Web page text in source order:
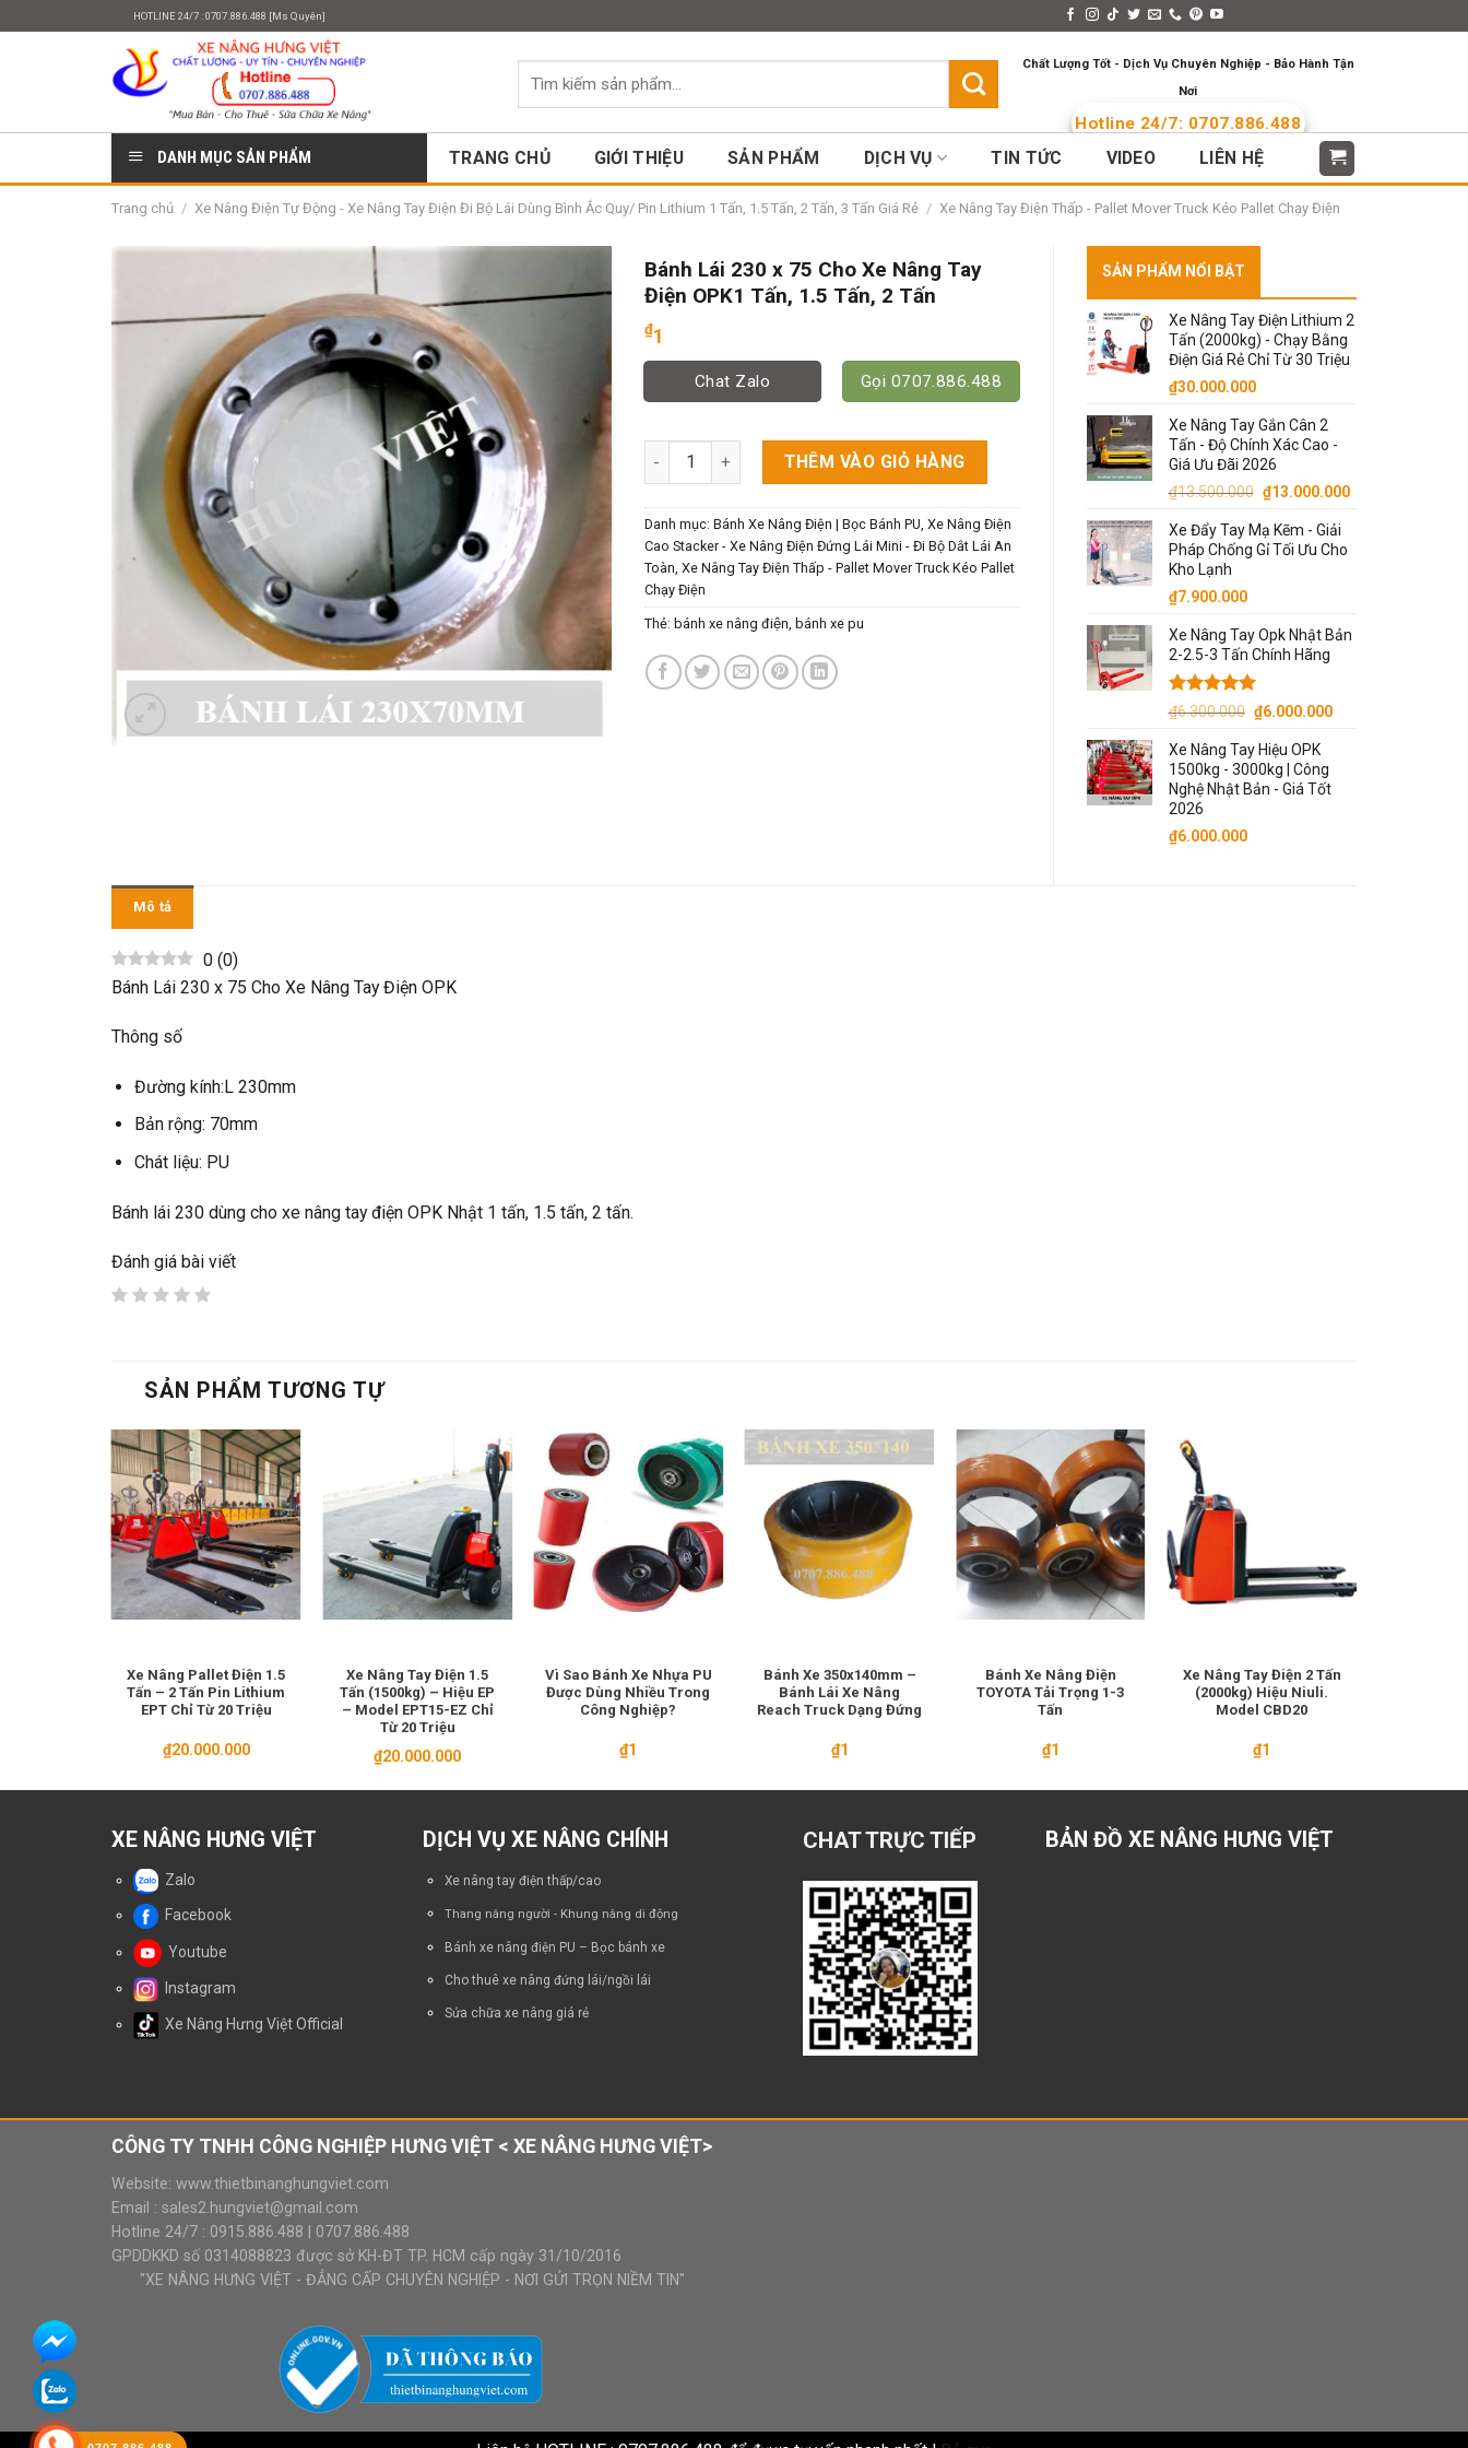
HOTLINE 24/7 : 0707.886.488 [Ms Quyên]
Tìm
Chất Lượng Tốt - Dịch Vụ Chuyên Nghiệp - Bảo Hành Tận
Nơi
Hotline 24/7: 0707.886.488
DANH MỤC SẢN PHẨM
TRANG CHỦ GIỚI THIỆU SẢN PHẨM DỊCH VỤ TIN TỨC VIDEO LIÊN HỆ
Trang chủ / Xe Nâng Điện Tự Động - Xe Nâng Tay Điện Đi Bộ Lái Dùng Bình Ắc Quy/ Pin Lithium 1 Tấn, 1.5 Tấn, 2 Tấn, 3 Tấn Giá Rẻ / Xe Nâng Tay Điện Thấp - Pallet Mover Truck Kéo Pallet Chạy Điện
Bánh Lái 230 x 75 Cho Xe Nâng Tay
Điện OPK1 Tấn, 1.5 Tấn, 2 Tấn
₫1
Chat Zalo Gọi 0707.886.488
Bánh Lái 230 x 75 Cho Xe Nâng Tay Điện OPK1 Tấn, 1.5 Tấn, 2 Tấn số lượng
THÊM VÀO GIỎ HÀNG
Danh mục: Bánh Xe Nâng Điện | Bọc Bánh PU Xe Nâng Điện
Cao Stacker - Xe Nâng Điện Đứng Lái Mini - Đi Bộ Dắt Lái An
Toàn Xe Nâng Tay Điện Thấp - Pallet Mover Truck Kéo Pallet
Chạy Điện
Thẻ: bánh xe nâng điện bánh xe pu
SẢN PHẨM NỔI BẬT
Xe Nâng Tay Điện Lithium 2
Tấn (2000kg) - Chạy Bằng
Điện Giá Rẻ Chỉ Từ 30 Triệu
₫30.000.000
Xe Nâng Tay Gắn Cân 2
Tấn - Độ Chính Xác Cao -
Giá Ưu Đãi 2026
₫13.500.000 Giá
là:
₫13.500.000.
₫13.000.000Giá
Xe Đẩy Tay Mạ Kẽm - Giải
Pháp Chống Gỉ Tối Ưu Cho
Kho Lạnh
₫7.900.000
Xe Nâng Tay Opk Nhật Bản
2-2.5-3 Tấn Chính Hãng
Được xếp
5 sao
₫6.300.000 Giá
là:
₫6.300.000.
₫6.000.000Giá
₫6.000.000.
Xe Nâng Tay Hiệu OPK
1500kg - 3000kg | Công
Nghệ Nhật Bản - Giá Tốt
2026
₫6.000.000
Mô tả
0 (0)
Bánh Lái 230 x 75 Cho Xe Nâng Tay Điện OPK
Thông số
Đường kính:L 230mm
Bản rộng: 70mm
Chát liệu: PU
Bánh lái 230 dùng cho xe nâng tay điện OPK Nhật 1 tấn, 1.5 tấn, 2 tấn.
Đánh giá bài viết
SẢN PHẨM TƯƠNG TỰ
Xe Nâng Pallet Điện 1.5
Tấn – 2 Tấn Pin Lithium
EPT Chỉ Từ 20 Triệu
₫20.000.000
Xe Nâng Tay Điện 1.5
Tấn (1500kg) – Hiệu EP
– Model EPT15-EZ Chỉ
Từ 20 Triệu
₫20.000.000
Vì Sao Bánh Xe Nhựa PU
Được Dùng Nhiều Trong
Công Nghiệp?
₫1
Bánh Xe 350x140mm –
Bánh Lái Xe Nâng
Reach Truck Dạng Đứng
₫1
Bánh Xe Nâng Điện
TOYOTA Tải Trọng 1-3
Tấn
₫1
Xe Nâng Tay Điện 2 Tấn
(2000kg) Hiệu Niuli.
Model CBD20
₫1
XE NÂNG HƯNG VIỆT
Zalo
Facebook
Youtube
Instagram
Xe Nâng Hưng Việt Official
DỊCH VỤ XE NÂNG CHÍNH
Xe nâng tay điện thấp/cao
Thang nâng người - Khung nâng di động
Bánh xe nâng điện PU – Bọc bánh xe
Cho thuê xe nâng đứng lái/ngồi lái
Sửa chữa xe nâng giá rẻ
CHAT TRỰC TIẾP BẢN ĐỒ XE NÂNG HƯNG VIỆT
CÔNG TY TNHH CÔNG NGHIỆP HƯNG VIỆT < XE NÂNG HƯNG VIỆT>
Website: www.thietbinanghungviet.com
Email : sales2.hungviet@gmail.com
Hotline 24/7 : 0915.886.488
0707.886.488
GPDDKKD số 0314088823 được sở KH-ĐT TP. HCM cấp ngày 31/10/2016
"XE NÂNG HƯNG VIỆT - ĐẲNG CẤP CHUYÊN NGHIỆP - NƠI GỬI TRỌN NIỀM TIN"